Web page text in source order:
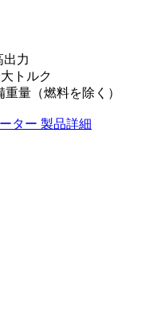
出力
トルク
重量（燃料を除く）
ター 製品詳細